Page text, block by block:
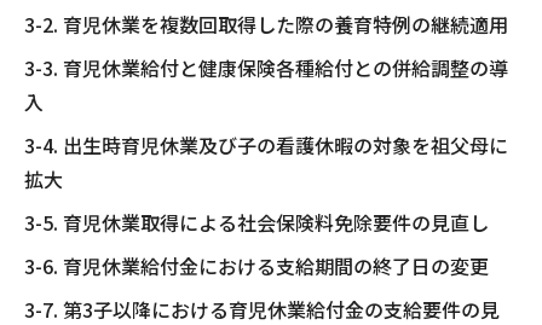
3-2. 育児休業を複数回取得した際の養育特例の継続適用
3-3. 育児休業給付と健康保険各種給付との併給調整の導
入
3-4. 出生時育児休業及び子の看護休暇の対象を祖父母に
拡大
3-5. 育児休業取得による社会保険料免除要件の見直し
3-6. 育児休業給付金における支給期間の終了日の変更
3-7. 第3子以降における育児休業給付金の支給要件の見